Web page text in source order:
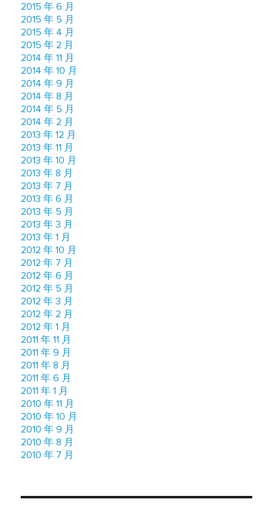
2015 年 6 月
2015 年 5 月
2015 年 4 月
2015 年 2 月
2014 年 11 月
2014 年 10 月
2014 年 9 月
2014 年 8 月
2014 年 5 月
2014 年 2 月
2013 年 12 月
2013 年 11 月
2013 年 10 月
2013 年 8 月
2013 年 7 月
2013 年 6 月
2013 年 5 月
2013 年 3 月
2013 年 1 月
2012 年 10 月
2012 年 7 月
2012 年 6 月
2012 年 5 月
2012 年 3 月
2012 年 2 月
2012 年 1 月
2011 年 11 月
2011 年 9 月
2011 年 8 月
2011 年 6 月
2011 年 1 月
2010 年 11 月
2010 年 10 月
2010 年 9 月
2010 年 8 月
2010 年 7 月